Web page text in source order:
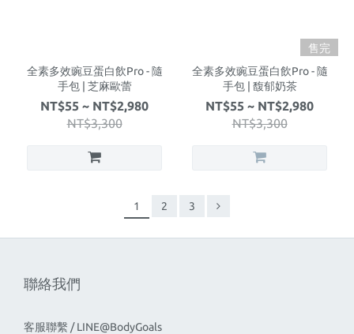
全素多效豌豆蛋白飲Pro - 隨
手包 | 芝麻歐蕾
NT$55 ~ NT$2,980
NT$3,300
售完
全素多效豌豆蛋白飲Pro - 隨
手包 | 馥郁奶茶
NT$55 ~ NT$2,980
NT$3,300
1 2 3
聯絡我們
客服聯繫 / LINE@BodyGoals